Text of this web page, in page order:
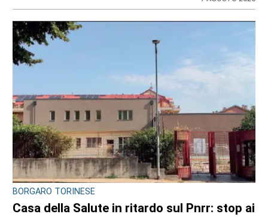
Redazione
8 AGOSTO 2026
CRONACA